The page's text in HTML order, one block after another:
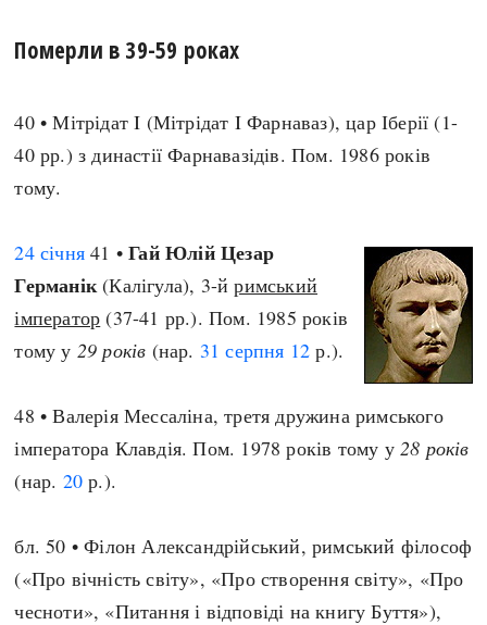
Померли в 39-59 роках
40 • Мітрідат I (Мітрідат I Фарнаваз), цар Іберії (1-
40 рр.) з династії Фарнавазідів. Пом. 1986 років
тому.
24 січня 41 •Гай Юлій Цезар
Германік(Калігула), 3-йримський
імператор (37-41 рр.). Пом. 1985 років
тому у 29 років (нар. 31 серпня 12 р.).
48 • Валерія Мессаліна, третя дружина римського
імператора Клавдія. Пом. 1978 років тому у28 років
(нар. 20 р.).
бл. 50 • Філон Александрійський, римський філософ
(«Про вічність світу», «Про створення світу», «Про
чесноти», «Питання і відповіді на книгу Буття»),